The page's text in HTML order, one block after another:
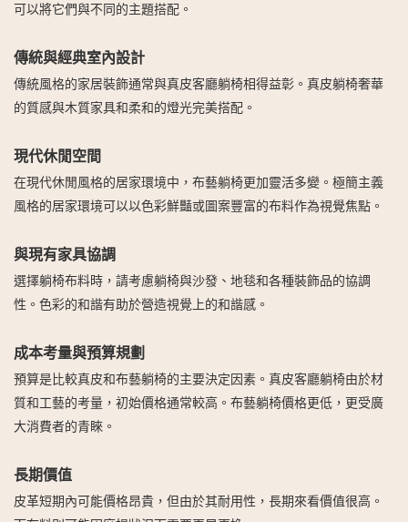
可以將它們與不同的主題搭配。
傳統與經典室內設計
傳統風格的家居裝飾通常與真皮客廳躺椅相得益彰。真皮躺椅奢華
的質感與木質家具和柔和的燈光完美搭配。
現代休閒空間
在現代休閒風格的居家環境中，布藝躺椅更加靈活多變。極簡主義
風格的居家環境可以以色彩鮮豔或圖案豐富的布料作為視覺焦點。
與現有家具協調
選擇躺椅布料時，請考慮躺椅與沙發、地毯和各種裝飾品的協調
性。色彩的和諧有助於營造視覺上的和諧感。
成本考量與預算規劃
預算是比較真皮和布藝躺椅的主要決定因素。真皮客廳躺椅由於材
質和工藝的考量，初始價格通常較高。布藝躺椅價格更低，更受廣
大消費者的青睞。
長期價值
皮革短期內可能價格昂貴，但由於其耐用性，長期來看價值很高。